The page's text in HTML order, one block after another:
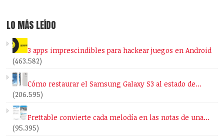
LO MÁS LEÍDO
3 apps imprescindibles para hackear juegos en Android
(463.582)
Cómo restaurar el Samsung Galaxy S3 al estado de…
(206.595)
Frettable convierte cada melodía en las notas de una…
(95.395)